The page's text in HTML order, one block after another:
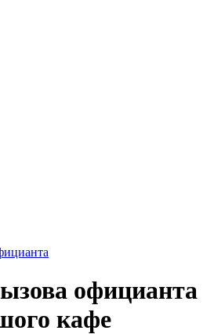
официанта
кафе